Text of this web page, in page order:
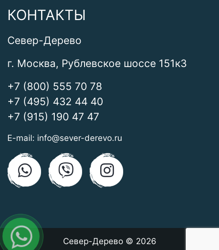
КОНТАКТЫ
Север-Дерево
г. Москва, Рублевское шоссе 151к3
+7 (800) 555 70 78
+7 (495) 432 44 40
+7 (915) 190 47 47
E-mail: info@sever-derevo.ru
Север-Дерево © 2026